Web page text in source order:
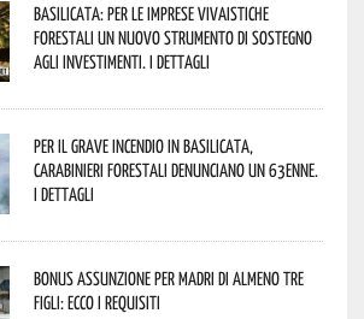
Basilicata: per le imprese vivaistiche
forestali un nuovo strumento di sostegno
agli investimenti. I dettagli
Per il grave incendio in Basilicata,
Carabinieri forestali denunciano un 63enne.
I dettagli
Bonus assunzione per madri di almeno tre
figli: ecco i requisiti